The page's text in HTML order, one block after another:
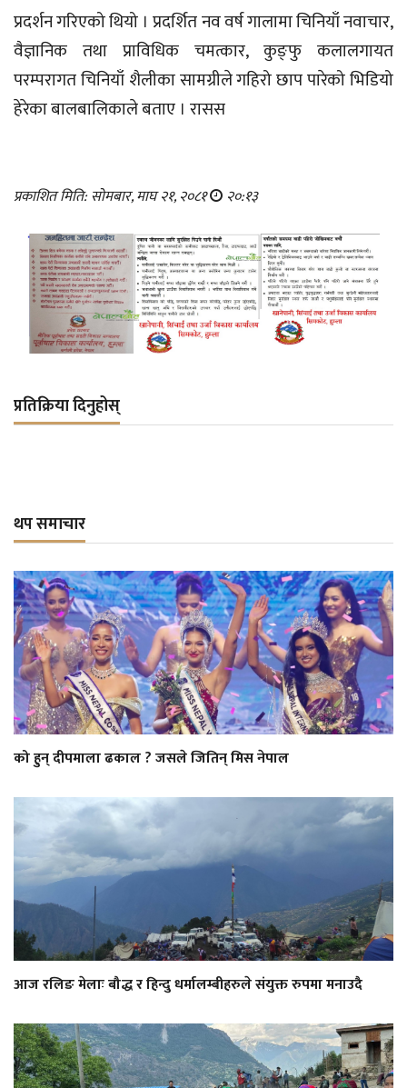
प्रदर्शन गरिएको थियो । प्रदर्शित नव वर्ष गालामा चिनियाँ नवाचार,
वैज्ञानिक तथा प्राविधिक चमत्कार, कुङ्फु कलालगायत
परम्परागत चिनियाँ शैलीका सामग्रीले गहिरो छाप पारेको भिडियो
हेरेका बालबालिकाले बताए । रासस
प्रकाशित मिति: सोमबार, माघ २१, २०८१ २०:१३
प्रतिक्रिया दिनुहोस्
थप समाचार
को हुन् दीपमाला ढकाल ? जसले जितिन् मिस नेपाल
आज रलिङ मेलाः बौद्ध र हिन्दु धर्मालम्बीहरुले संयुक्त रुपमा मनाउदै